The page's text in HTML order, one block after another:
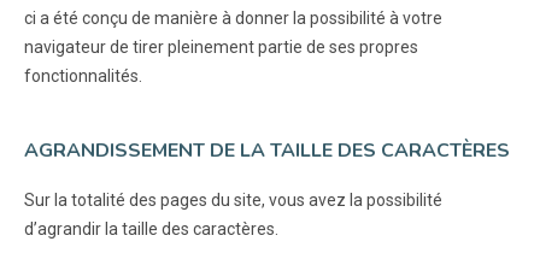
ci a été conçu de manière à donner la possibilité à votre
navigateur de tirer pleinement partie de ses propres
fonctionnalités.
AGRANDISSEMENT DE LA TAILLE DES CARACTÈRES
Sur la totalité des pages du site, vous avez la possibilité
d’agrandir la taille des caractères.